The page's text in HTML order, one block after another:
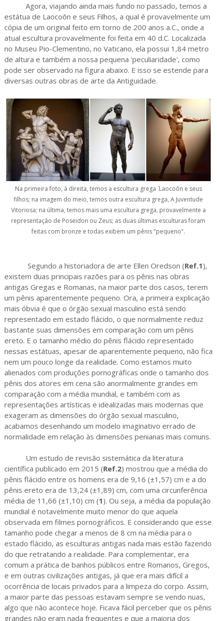
Agora, viajando ainda mais fundo no passado, temos a
estátua de Laocoõn e seus Filhos, a qual é provavelmente um
cópia de um original feito em torno de 200 anos a.C., onde a
atual escultura provavelmente foi feita em 40 d.C. Localizada
no Museu Pio-Clementino, no Vaticano, ela possui 1,84 metro
de altura e também a nossa pequena 'peculiaridade', como
pode ser observado na figura abaixo. E isso se estende para
diversas outras obras de arte da Antiguidade.
Na primeira foto, à direita, temos a escultura grega ´Laocoõn e seus
filhos; na imagem do meio, temos outra escultura grega, A Juventude
Vitoriosa; na última, temos mais uma escultura grega, provavelmente a
representação de Poseidon ou Zeus; as duas últimas esculturas foram
feitas com bronze e todas exibem um pênis "pequeno".
Segundo a historiadora de arte Ellen Oredson (Ref.1),
existem duas principais razões para os pênis nas obras
antigas Gregas e Romanas, na maior parte dos casos, terem
um pênis aparentemente pequeno. Ora, a primeira explicação
mais óbvia é que o órgão sexual masculino está sendo
representado em estado flácido, o que normalmente reduz
bastante suas dimensões em comparação com um pênis
ereto. E o tamanho médio do pênis flácido representado
nessas estátuas, apesar de aparentemente pequeno, não fica
nem um pouco longe da realidade. Como estamos muito
alienados com produções pornográficas onde o tamanho dos
pênis dos atores em cena são anormalmente grandes em
comparação com a média mundial, e também com as
representações artísticas e idealizadas mais modernas que
exageram as dimensões do órgão sexual masculino,
acabamos desenhando um modelo imaginativo errado de
normalidade em relação às dimensões penianas mais comuns.
Um estudo de revisão sistemática da literatura
científica publicado em 2015 (Ref.2) mostrou que a média do
pênis flácido entre os homens era de 9,16 (±1,57) cm e a do
pênis ereto era de 13,24 (±1,89) cm, com uma circunferência
média de 11,66 (±1,10) cm (1). Ou seja, a média da população
mundial é notavelmente muito menor do que aquela
observada em filmes pornográficos. E considerando que esse
tamanho pode chegar a menos de 8 cm na média para o
estado flácido, as esculturas antigas nada mais estão fazendo
do que retratando a realidade. Para complementar, era
comum a prática de banhos públicos entre Romanos, Gregos,
e em outras civilizações antigas, já que era mais difícil a
ocorrência de locais privados para a limpeza do corpo. Assim,
a maior parte das pessoas estavam sempre se vendo nuas,
algo que não acontece hoje. Ficava fácil perceber que os pênis
grandes não eram nada frequentes e que a maioria dos